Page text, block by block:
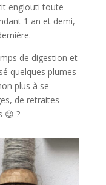
englouti toute
1 an et demi,
de digestion et
quelques plumes
plus à se
de retraites
😉 ?